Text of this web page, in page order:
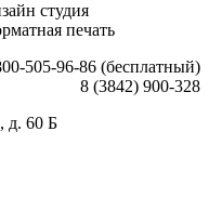
студия
печать
505-96-86 (бесплатный)
8 (3842) 900-328
д. 60 Б